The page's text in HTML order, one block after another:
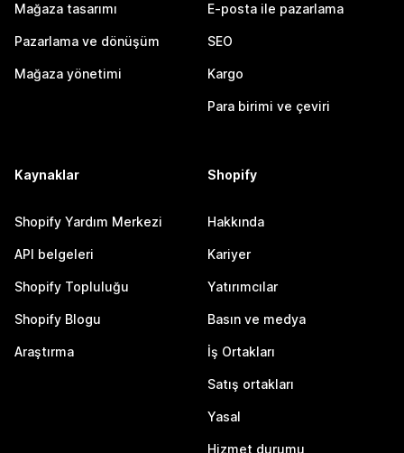
Mağaza tasarımı
Pazarlama ve dönüşüm
Mağaza yönetimi
E-posta ile pazarlama
SEO
Kargo
Para birimi ve çeviri
Kaynaklar
Shopify Yardım Merkezi
API belgeleri
Shopify Topluluğu
Shopify Blogu
Araştırma
Shopify
Hakkında
Kariyer
Yatırımcılar
Basın ve medya
İş Ortakları
Satış ortakları
Yasal
Hizmet durumu